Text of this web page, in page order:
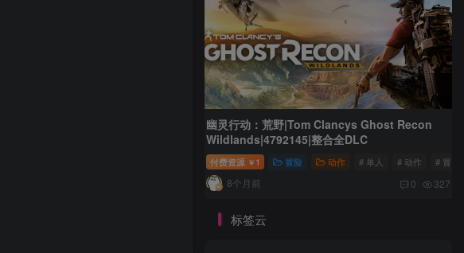
幽灵行动：荒野|Tom Clancys Ghost Recon
Wildlands|4792145|整合全DLC
付费资源 ￥ 1 冒险 动作 # 单人 # 动作 # 冒险
8个月前 0 327
标签云